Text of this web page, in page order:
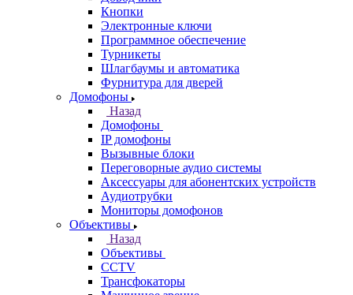
Кнопки
Электронные ключи
Программное обеспечение
Турникеты
Шлагбаумы и автоматика
Фурнитура для дверей
Домофоны
Назад
Домофоны
IP домофоны
Вызывные блоки
Переговорные аудио системы
Аксессуары для абонентских устройств
Аудиотрубки
Мониторы домофонов
Объективы
Назад
Объективы
CCTV
Трансфокаторы